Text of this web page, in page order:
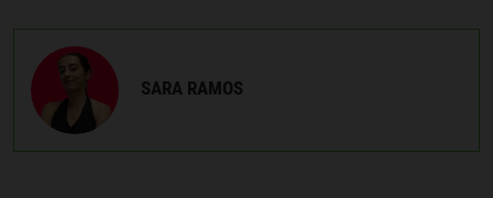
SARA RAMOS